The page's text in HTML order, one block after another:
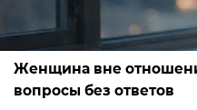
Женщина вне
вопросы без ответов